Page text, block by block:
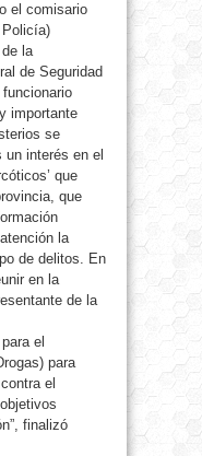
el comisario
Policía)
la
de Seguridad
importante
se
interés en el
que
que
la
de delitos. En
en la
de la
el
para
el
finalizó